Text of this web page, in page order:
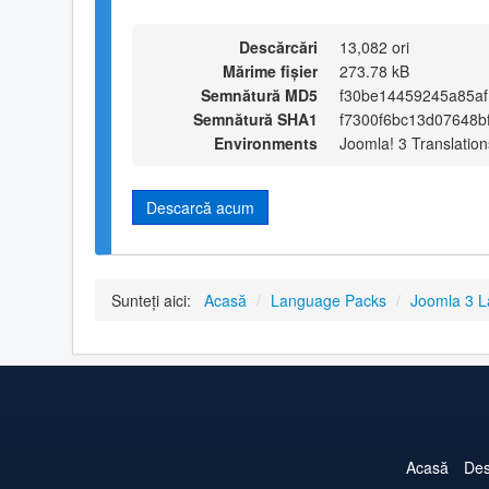
Descărcări
13,082 ori
Mărime fișier
273.78 kB
Semnătură MD5
Semnătură SHA1
Environments
Joomla! 3
Descarcă acum
Sunteți aici: Acasă / Language Packs / Joomla 3
Acasă